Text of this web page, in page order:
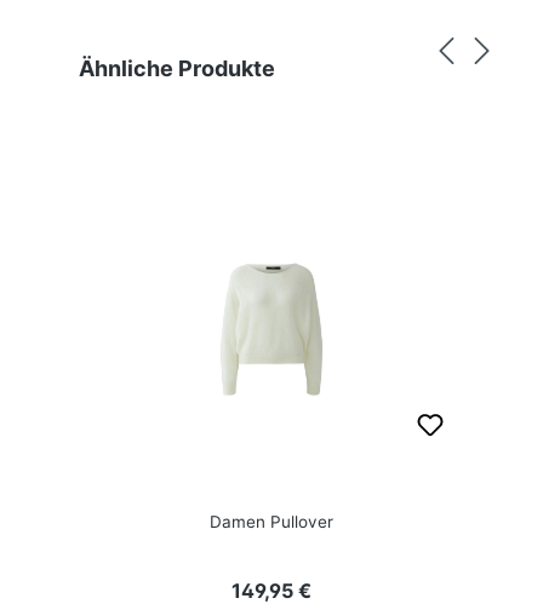
Produktgalerie überspringen
Ähnliche Produkte
Damen Pullover
Regulärer Preis:
149,95 €